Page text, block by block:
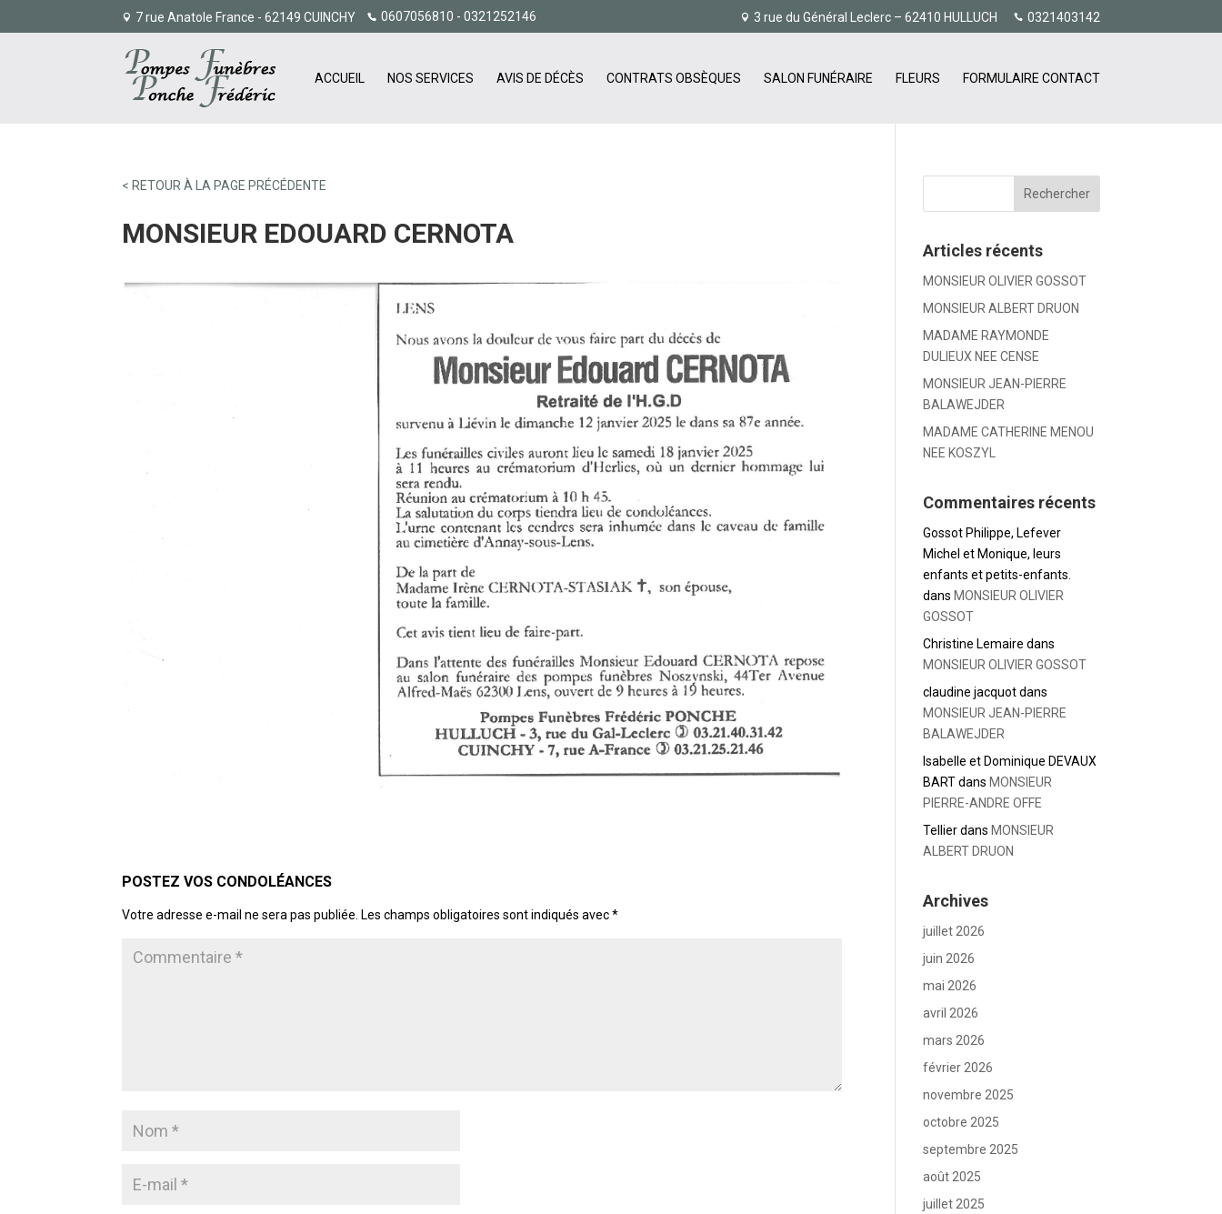
7 rue Anatole France - 62149 CUINCHY 0607056810 - 0321252146 3 rue du Général Leclerc – 62410 HULLUCH 0321403142
ACCUEIL NOS SERVICES AVIS DE DÉCÈS CONTRATS OBSÈQUES SALON FUNÉRAIRE FLEURS FORMULAIRE CONTACT
< RETOUR À LA PAGE PRÉCÉDENTE
MONSIEUR EDOUARD CERNOTA
Votre adresse e-mail ne sera pas publiée. Les champs obligatoires sont indiqués avec*
Articles récents
MONSIEUR OLIVIER GOSSOT
MONSIEUR ALBERT DRUON
MADAME RAYMONDE
DULIEUX NEE CENSE
MONSIEUR JEAN-PIERRE
BALAWEJDER
MADAME CATHERINE MENOU
NEE KOSZYL
Commentaires récents
Gossot Philippe, Lefever
Michel et Monique, leurs
enfants et petits-enfants.
dans MONSIEUR OLIVIER
GOSSOT
Christine Lemaire dans
MONSIEUR OLIVIER GOSSOT
claudine jacquotdans
MONSIEUR JEAN-PIERRE
BALAWEJDER
Isabelle et Dominique DEVAUX
BARTdans MONSIEUR
PIERRE-ANDRE OFFE
Tellierdans MONSIEUR
ALBERT DRUON
Archives
juillet 2026
juin 2026
mai 2026
avril 2026
mars 2026
février 2026
novembre 2025
octobre 2025
septembre 2025
août 2025
juillet 2025